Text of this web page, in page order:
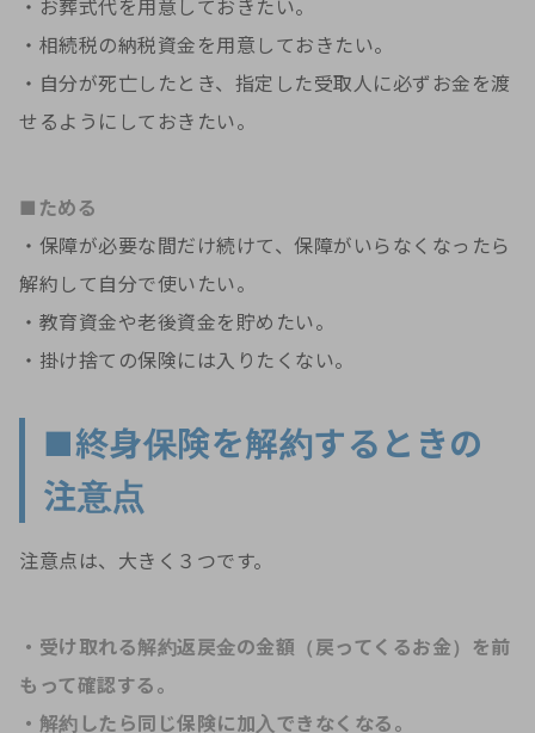
・お葬式代を用意しておきたい。
・相続税の納税資金を用意しておきたい。
・自分が死亡したとき、指定した受取人に必ずお金を渡
せるようにしておきたい。
■ためる
・保障が必要な間だけ続けて、保障がいらなくなったら
解約して自分で使いたい。
・教育資金や老後資金を貯めたい。
・掛け捨ての保険には入りたくない。
■終身保険を解約するときの
注意点
注意点は、大きく３つです。
・受け取れる解約返戻金の金額（戻ってくるお金）を前
もって確認する。
・解約したら同じ保険に加入できなくなる。